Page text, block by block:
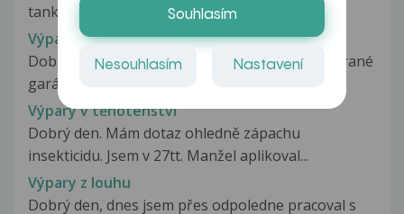
tankování benzínu mi kvůli technické...
Výpary ředidla v těhotenství
Dobrý den, pracoval jsem v ne úplně dobře větrané
garáži s ředidlem a manželka,...
Výpary v těhotenství
Dobrý den. Mám dotaz ohledně zápachu
insekticidu. Jsem v 27tt. Manžel aplikoval...
Výpary z louhu
Dobrý den, dnes jsem přes odpoledne pracoval s
Souhlasím
Nesouhlasím Nastavení